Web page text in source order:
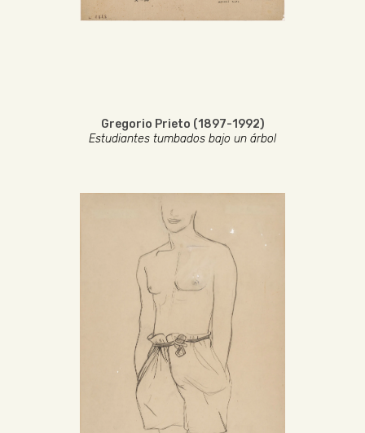
Gregorio Prieto (1897-1992)
Estudiantes tumbados bajo un árbol